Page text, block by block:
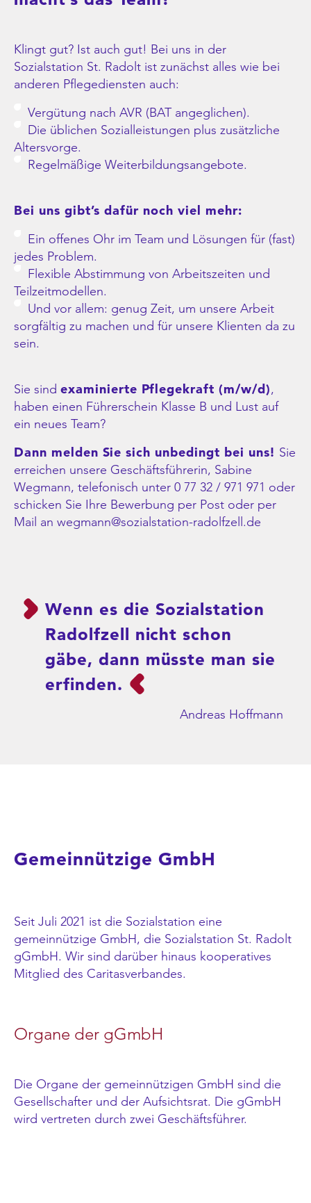
Klingt gut? Ist auch gut! Bei uns in der
Sozialstation St. Radolt ist zunächst alles wie bei
anderen Pflegediensten auch:
Vergütung nach AVR (BAT angeglichen).
Die üblichen Sozialleistungen plus zusätzliche
Altersvorge.
Regelmäßige Weiterbildungsangebote.
Bei uns gibt’s dafür noch viel mehr:
Ein offenes Ohr im Team und Lösungen für (fast)
jedes Problem.
Flexible Abstimmung von Arbeitszeiten und
Teilzeitmodellen.
Und vor allem: genug Zeit, um unsere Arbeit
sorgfältig zu machen und für unsere Klienten da zu
sein.
Sie sind examinierte Pflegekraft (m/w/d),
haben einen Führerschein Klasse B und Lust auf
ein neues Team?
Dann melden Sie sich unbedingt bei uns! Sie
erreichen unsere Geschäftsführerin, Sabine
Wegmann, telefonisch unter 0 77 32 / 971 971 oder
schicken Sie Ihre Bewerbung per Post oder per
Mail an wegmann@sozialstation-radolfzell.de
Wenn es die Sozialstation
Radolfzell nicht schon
gäbe, dann müsste man sie
erfinden.
Andreas Hoffmann
Gemeinnützige GmbH
Seit Juli 2021 ist die Sozialstation eine
gemeinnützige GmbH, die Sozialstation St. Radolt
gGmbH. Wir sind darüber hinaus kooperatives
Mitglied des Caritasverbandes.
Organe der gGmbH
Die Organe der gemeinnützigen GmbH sind die
Gesellschafter und der Aufsichtsrat. Die gGmbH
wird vertreten durch zwei Geschäftsführer.